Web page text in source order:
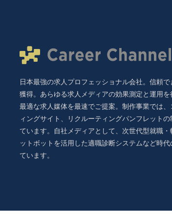
記の「個人
Career
メールアド
※特定電子メ
7. 個人情
日本最強の求人プロフェッショナル会社。信頼
獲得。あらゆる求人メディアの効果測定と運用
最適な求人媒体を最速でご提案。制作事業では
ィングサイト、リクルーティングパンフレット
ています。自社メディアとして、次世代型就職
ットボットを活用した適職診断システムなど時
ています。